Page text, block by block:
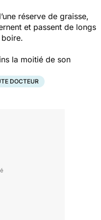
réserve de graisse,
et passent de longs
la moitié de son
DOCTEUR